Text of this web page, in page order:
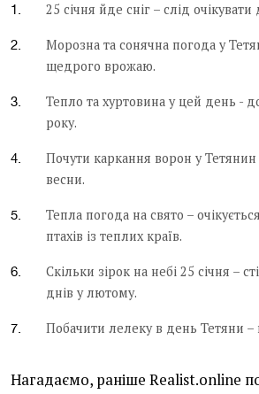
25 січня йде сніг – слід
Морозна та сонячна погода у
щедрого врожаю.
Тепло та хуртовина у цей день -
року.
Почути каркання ворон у
весни.
Тепла погода на свято –
птахів із теплих країв.
Скільки зірок на небі 25 січня –
днів у лютому.
Побачити лелеку в день Тетяни –
Нагадаємо, раніше Realist.online